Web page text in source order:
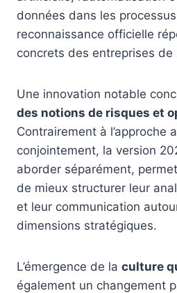
données dans les
reconnaissance officielle
concrets des entreprises de
Une innovation notable
des notions de risques et
Contrairement à l’approche
conjointement, la version
aborder séparément,
de mieux structurer leur
et leur communication
dimensions stratégiques.
L’émergence de la culture
également un changement